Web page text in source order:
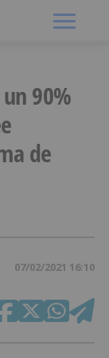
90%
de
07/02/2021 16:10